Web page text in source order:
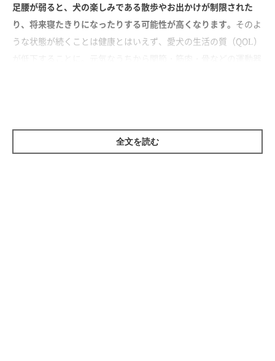
足腰が弱ると、犬の楽しみである散歩やお出かけが制限された
り、将来寝たきりになったりする可能性が高くなります。 そのよ
うな状態が続くことは健康とはいえず、愛犬の生活の質（QOL）
全文を読む